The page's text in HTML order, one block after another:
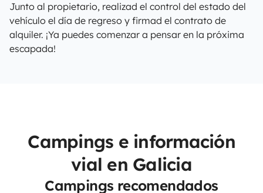
Junto al propietario, realizad el control del estado del
vehículo el día de regreso y firmad el contrato de
alquiler. ¡Ya puedes comenzar a pensar en la próxima
escapada!
Campings e información
vial en Galicia
Campings recomendados